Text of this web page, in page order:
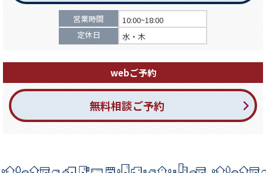
営業時間
10:00~18:00
定休日
水・木
webご予約
無料相談ご予約